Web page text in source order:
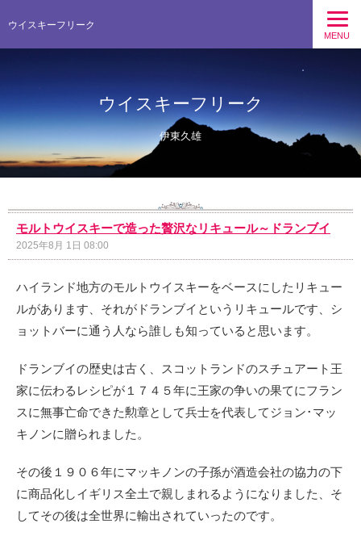
ウイスキーフリーク
MENU
ウイスキーフリーク
伊東久雄
モルトウイスキーで造った贅沢なリキュール～ドランブイ
2025年8月 1日 08:00
ハイランド地方のモルトウイスキーをベースにしたリキュー
ルがあります、それがドランブイというリキュールです、シ
ョットバーに通う人なら誰しも知っていると思います。
ドランブイの歴史は古く、スコットランドのスチュアート王
家に伝わるレシピが１７４５年に王家の争いの果てにフラン
スに無事亡命できた勲章として兵士を代表してジョン･マッ
キノンに贈られました。
その後１９０６年にマッキノンの子孫が酒造会社の協力の下
に商品化しイギリス全土で親しまれるようになりました、そ
してその後は全世界に輸出されていったのです。